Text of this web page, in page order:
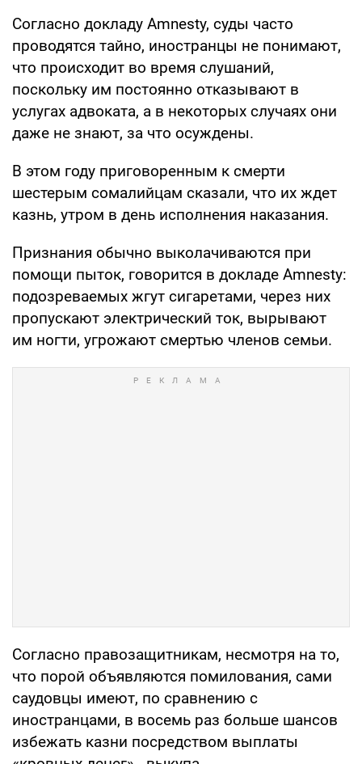
Согласно докладу Amnesty, суды часто
проводятся тайно, иностранцы не понимают,
что происходит во время слушаний,
поскольку им постоянно отказывают в
услугах адвоката, а в некоторых случаях они
даже не знают, за что осуждены.
В этом году приговоренным к смерти
шестерым сомалийцам сказали, что их ждет
казнь, утром в день исполнения наказания.
Признания обычно выколачиваются при
помощи пыток, говорится в докладе Amnesty:
подозреваемых жгут сигаретами, через них
пропускают электрический ток, вырывают
им ногти, угрожают смертью членов семьи.
Согласно правозащитникам, несмотря на то,
что порой объявляются помилования, сами
саудовцы имеют, по сравнению с
иностранцами, в восемь раз больше шансов
избежать казни посредством выплаты